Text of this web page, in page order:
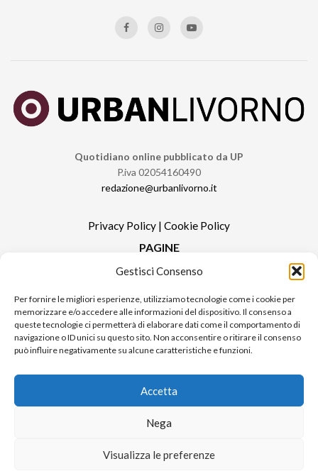
Gestisci Consenso
Per fornire le migliori esperienze, utilizziamo tecnologie come i cookie per
memorizzare e/o accedere alle informazioni del dispositivo. Il consenso a
queste tecnologie ci permetterà di elaborare dati come il comportamento di
navigazione o ID unici su questo sito. Non acconsentire o ritirare il consenso
può influire negativamente su alcune caratteristiche e funzioni.
Accetta
Nega
Visualizza le preferenze
Quotidiano online pubblicato da UP
P.iva 02054160490
redazione@urbanlivorno.it
Privacy Policy | Cookie Policy
PAGINE
Redazione
Contatti
Pubblicità
Sitemap
RUBRICHE
Urban Video